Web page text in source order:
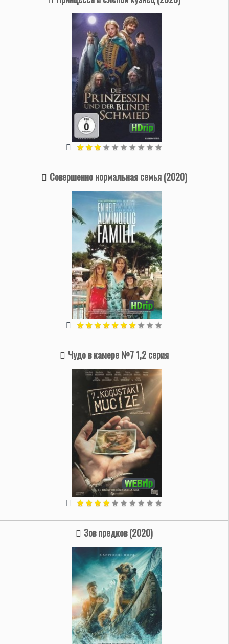
Совершенно нормальная семья (2020)
Чудо в камере №7 1,2 серия
Зов предков (2020)